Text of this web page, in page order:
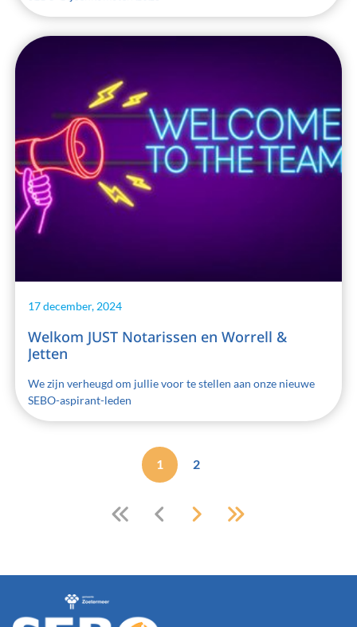
17 december, 2024
Welkom JUST Notarissen en Worrell &
Jetten
We zijn verheugd om jullie voor te stellen aan onze nieuwe
SEBO-aspirant-leden
1 2